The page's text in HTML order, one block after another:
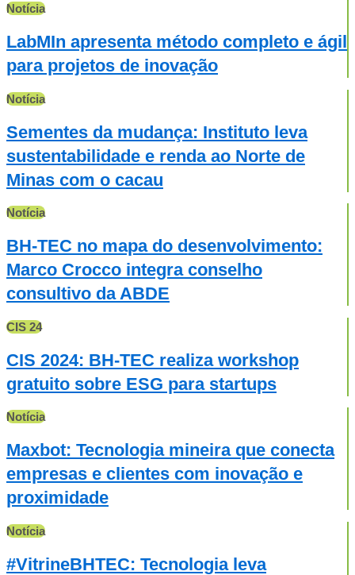
Notícia
LabMIn apresenta método completo e ágil
para projetos de inovação
Notícia
Sementes da mudança: Instituto leva
sustentabilidade e renda ao Norte de
Minas com o cacau
Notícia
BH-TEC no mapa do desenvolvimento:
Marco Crocco integra conselho
consultivo da ABDE
CIS 24
CIS 2024: BH-TEC realiza workshop
gratuito sobre ESG para startups
Notícia
Maxbot: Tecnologia mineira que conecta
empresas e clientes com inovação e
proximidade
Notícia
#VitrineBHTEC: Tecnologia leva